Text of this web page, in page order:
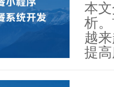
本
析
越
提